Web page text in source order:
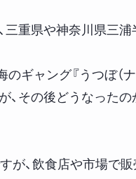
三重県や神奈川県三浦
ギャング『うつぼ（ナ
、その後どうなった
が、飲食店や市場で